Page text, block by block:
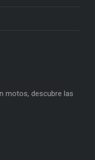
motos, descubre las